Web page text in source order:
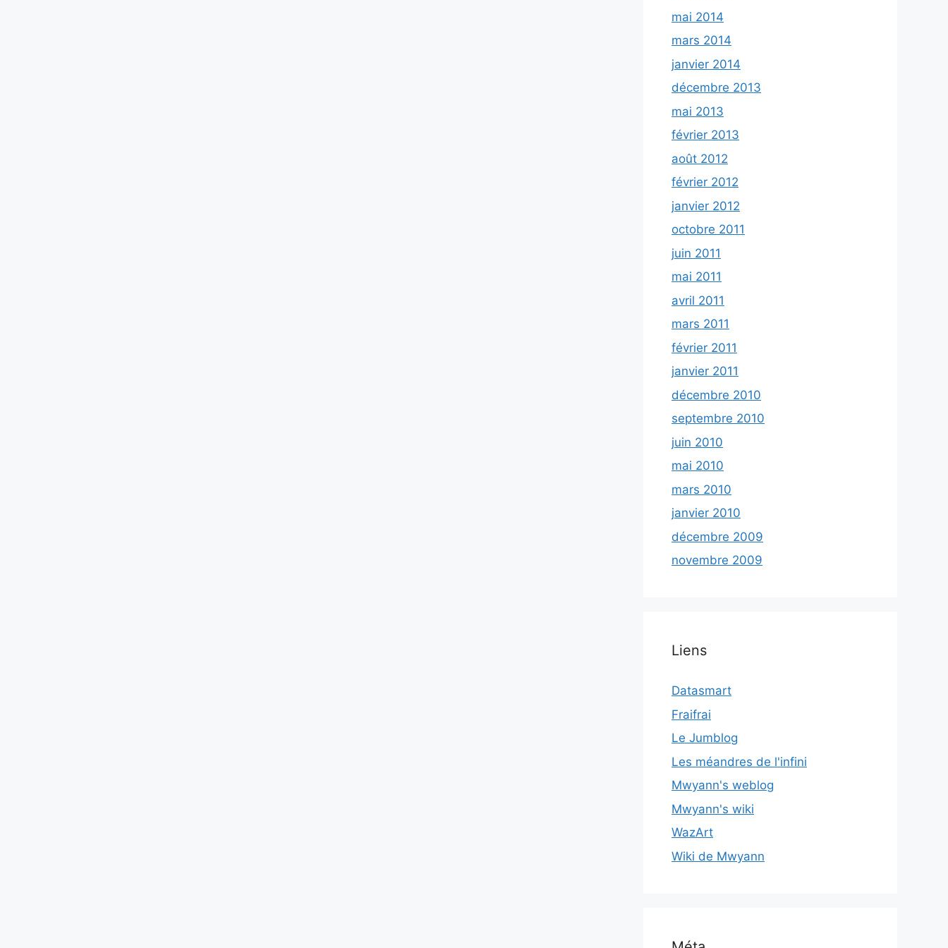
mai 2014
mars 2014
janvier 2014
décembre 2013
mai 2013
février 2013
août 2012
février 2012
janvier 2012
octobre 2011
juin 2011
mai 2011
avril 2011
mars 2011
février 2011
janvier 2011
décembre 2010
septembre 2010
juin 2010
mai 2010
mars 2010
janvier 2010
décembre 2009
novembre 2009
Liens
Datasmart
Fraifrai
Le Jumblog
Les méandres de l'infini
Mwyann's weblog
Mwyann's wiki
WazArt
Wiki de Mwyann